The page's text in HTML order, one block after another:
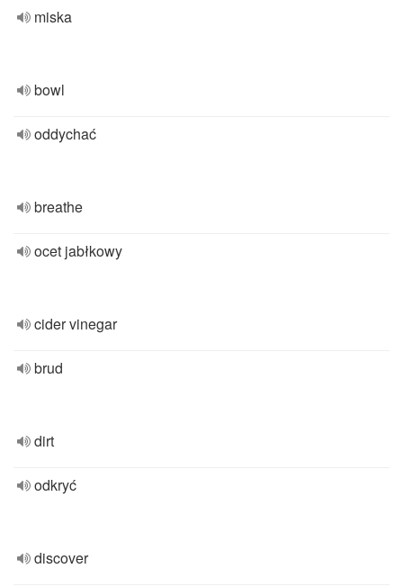
miska
bowl
oddychać
breathe
ocet jabłkowy
cider vinegar
brud
dirt
odkryć
discover